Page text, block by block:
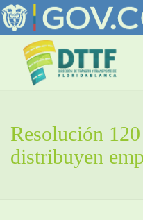
Resolución
distribuyen